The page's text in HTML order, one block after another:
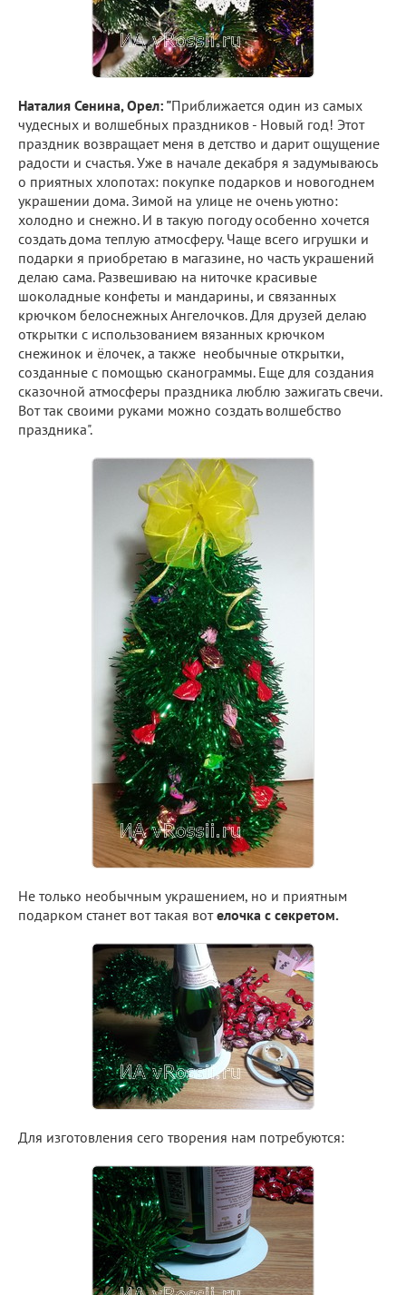
Наталия Сенина, Орел: "Приближается один из самых
чудесных и волшебных праздников - Новый год! Этот
праздник возвращает меня в детство и дарит ощущение
радости и счастья. Уже в начале декабря я задумываюсь
о приятных хлопотах: покупке подарков и новогоднем
украшении дома. Зимой на улице не очень уютно:
холодно и снежно. И в такую погоду особенно хочется
создать дома теплую атмосферу. Чаще всего игрушки и
подарки я приобретаю в магазине, но часть украшений
делаю сама. Развешиваю на ниточке красивые
шоколадные конфеты и мандарины, и связанных
крючком белоснежных Ангелочков. Для друзей делаю
открытки с использованием вязанных крючком
снежинок и ёлочек, а также необычные открытки,
созданные с помощью сканограммы. Еще для создания
сказочной атмосферы праздника люблю зажигать свечи.
Вот так своими руками можно создать волшебство
праздника".
Не только необычным украшением, но и приятным
подарком станет вот такая вотелочка с секретом.
Для изготовления сего творения нам потребуются: